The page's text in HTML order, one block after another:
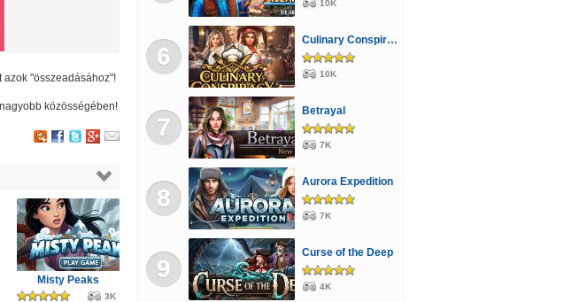
azok "összeadásához"!
közösségében!
Misty Peaks
3K
10K
6
Culinary Conspiracy
10K
7
Betrayal
7K
8
Aurora Expedition
7K
9
Curse of the Deep
4K